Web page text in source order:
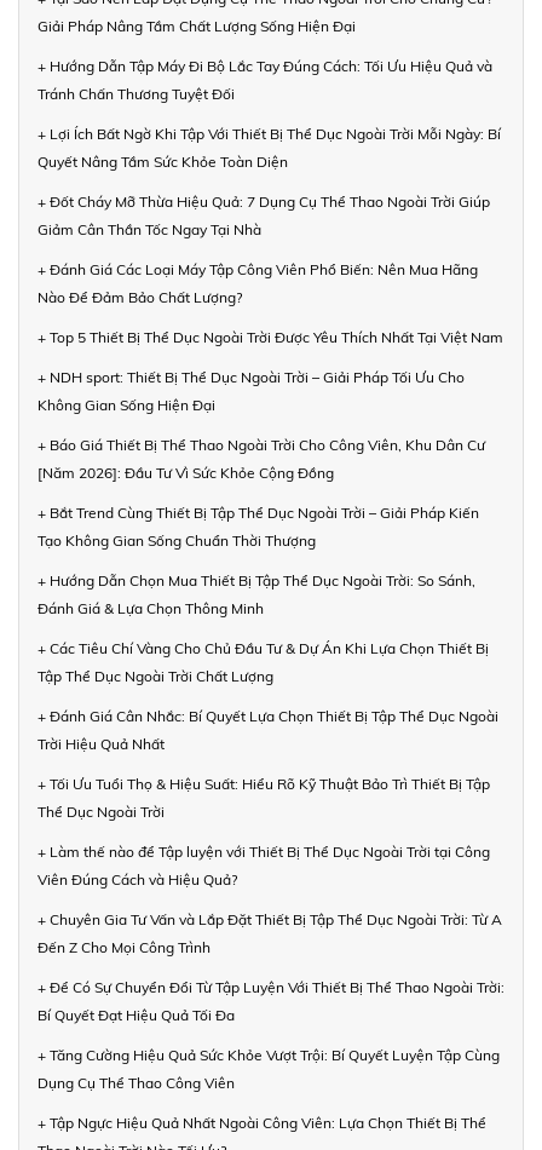
Giải Pháp Nâng Tầm Chất Lượng Sống Hiện Đại
+ Hướng Dẫn Tập Máy Đi Bộ Lắc Tay Đúng Cách: Tối Ưu Hiệu Quả và
Tránh Chấn Thương Tuyệt Đối
+ Lợi Ích Bất Ngờ Khi Tập Với Thiết Bị Thể Dục Ngoài Trời Mỗi Ngày: Bí
Quyết Nâng Tầm Sức Khỏe Toàn Diện
+ Đốt Cháy Mỡ Thừa Hiệu Quả: 7 Dụng Cụ Thể Thao Ngoài Trời Giúp
Giảm Cân Thần Tốc Ngay Tại Nhà
+ Đánh Giá Các Loại Máy Tập Công Viên Phổ Biến: Nên Mua Hãng
Nào Để Đảm Bảo Chất Lượng?
+ Top 5 Thiết Bị Thể Dục Ngoài Trời Được Yêu Thích Nhất Tại Việt Nam
+ NDH sport: Thiết Bị Thể Dục Ngoài Trời – Giải Pháp Tối Ưu Cho
Không Gian Sống Hiện Đại
+ Báo Giá Thiết Bị Thể Thao Ngoài Trời Cho Công Viên, Khu Dân Cư
[Năm 2026]: Đầu Tư Vì Sức Khỏe Cộng Đồng
+ Bắt Trend Cùng Thiết Bị Tập Thể Dục Ngoài Trời – Giải Pháp Kiến
Tạo Không Gian Sống Chuẩn Thời Thượng
+ Hướng Dẫn Chọn Mua Thiết Bị Tập Thể Dục Ngoài Trời: So Sánh,
Đánh Giá & Lựa Chọn Thông Minh
+ Các Tiêu Chí Vàng Cho Chủ Đầu Tư & Dự Án Khi Lựa Chọn Thiết Bị
Tập Thể Dục Ngoài Trời Chất Lượng
+ Đánh Giá Cân Nhắc: Bí Quyết Lựa Chọn Thiết Bị Tập Thể Dục Ngoài
Trời Hiệu Quả Nhất
+ Tối Ưu Tuổi Thọ & Hiệu Suất: Hiểu Rõ Kỹ Thuật Bảo Trì Thiết Bị Tập
Thể Dục Ngoài Trời
+ Làm thế nào để Tập luyện với Thiết Bị Thể Dục Ngoài Trời tại Công
Viên Đúng Cách và Hiệu Quả?
+ Chuyên Gia Tư Vấn và Lắp Đặt Thiết Bị Tập Thể Dục Ngoài Trời: Từ A
Đến Z Cho Mọi Công Trình
+ Để Có Sự Chuyển Đổi Từ Tập Luyện Với Thiết Bị Thể Thao Ngoài Trời:
Bí Quyết Đạt Hiệu Quả Tối Đa
+ Tăng Cường Hiệu Quả Sức Khỏe Vượt Trội: Bí Quyết Luyện Tập Cùng
Dụng Cụ Thể Thao Công Viên
+ Tập Ngực Hiệu Quả Nhất Ngoài Công Viên: Lựa Chọn Thiết Bị Thể